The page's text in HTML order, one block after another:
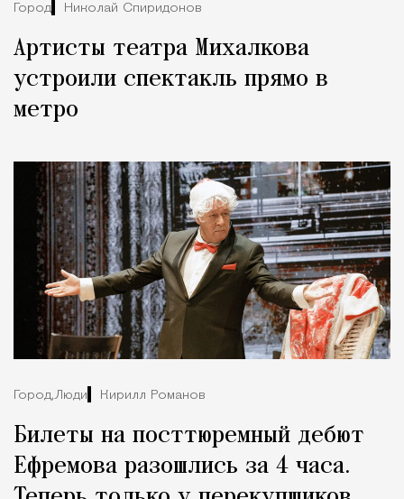
Город Николай Спиридонов
Артисты театра Михалкова
устроили спектакль прямо в
метро
Город,Люди Кирилл Романов
Билеты на посттюремный дебют
Ефремова разошлись за 4 часа.